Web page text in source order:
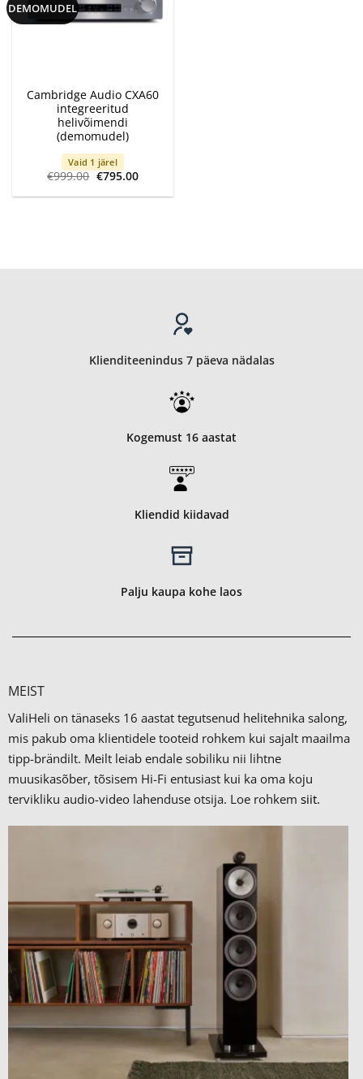
DEMOMUDEL
Cambridge Audio CXA60
integreeritud
helivõimendi
(demomudel)
Vaid 1 järel
€999.00 Algne
hind
oli:
€795.00Current
is:
Klienditeenindus 7 päeva nädalas
Kogemust 16 aastat
Kliendid kiidavad
Palju kaupa kohe laos
MEIST
ValiHeli on tänaseks 16 aastat tegutsenud helitehnika salong,
mis pakub oma klientidele tooteid rohkem kui sajalt maailma
tipp-brändilt. Meilt leiab endale sobiliku nii lihtne
muusikasõber, tõsisem Hi-Fi entusiast kui ka oma koju
tervikliku audio-video lahenduse otsija. Loe rohkem siit.